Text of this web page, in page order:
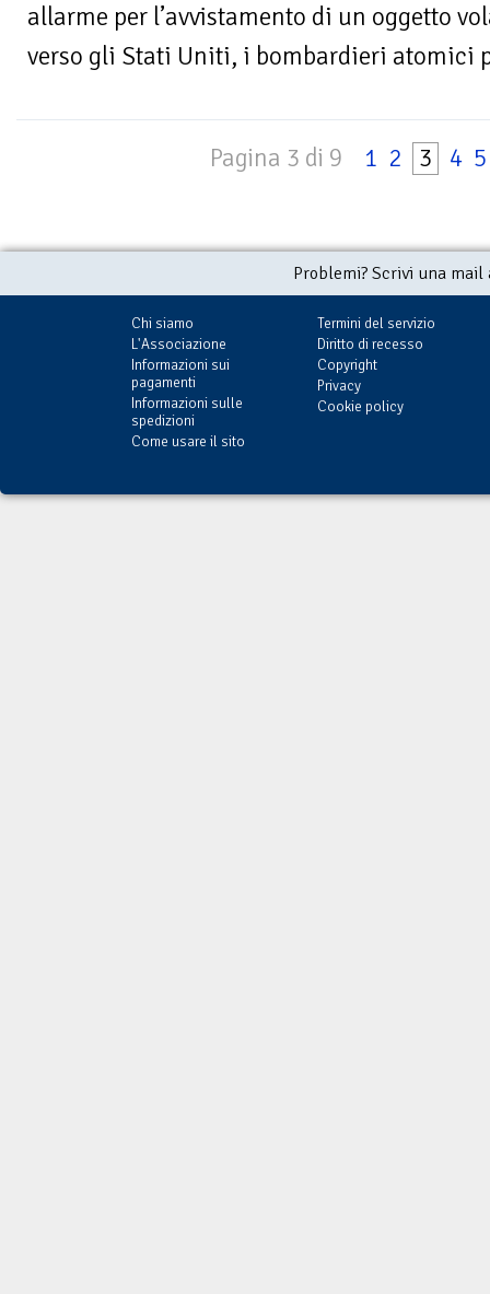
allarme per l’avvistamento di un oggetto
verso gli Stati Uniti, i bombardieri atomici
Pagina 3 di 9 1 2 3 4 5
Problemi? Scrivi una
Chi siamo
L'Associazione
Informazioni sui
pagamenti
Informazioni sulle
spedizioni
Come usare il sito
Termini del servizio
Diritto di recesso
Copyright
Privacy
Cookie policy